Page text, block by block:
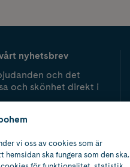
nyhetsbrev
och det
och skönhet direkt i
vi oss av cookies som är
hemsidan ska fungera som den ska.